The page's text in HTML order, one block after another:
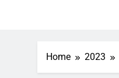
Home 2023